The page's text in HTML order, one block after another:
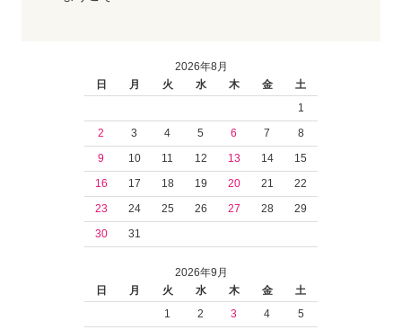
2026年8月
日
月 火 水 木 金
土
1
2
3 4 5 6 7
8
9
10 11 12 13 14
15
16
17 18 19 20 21
22
23
24 25 26 27 28
29
30
31
2026年9月
日
月 火 水 木 金
土
1
2 3 4
5